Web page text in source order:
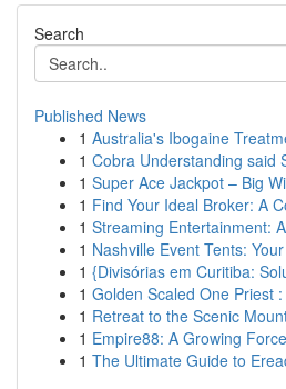
Search
Published News
1 Australia's Ibogaine
1 Cobra Understanding said
1 Super Ace Jackpot – Big
1 Find Your Ideal Broker: A
1 Streaming Entertainment:
1 Nashville Event Tents:
1 {Divisórias em Curitiba:
1 Golden Scaled One Priest
1 Retreat to the Scenic
1 Empire88: A Growing
1 The Ultimate Guide to